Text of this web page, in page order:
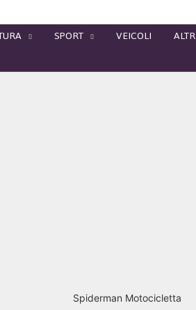
SPORT VEICOLI
Spiderman Motocicletta